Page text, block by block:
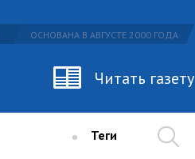
ОСНОВАНА В АВГУСТЕ 2000 ГОДА
Читать газету
Теги